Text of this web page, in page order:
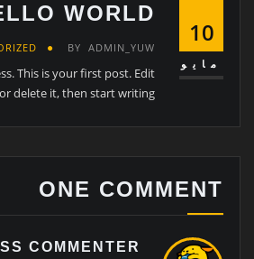
10
مايو
WORLD!
BY ADMIN_YUW
This is your first post. Edit
delete it, then start writing!
ONE COMMENT
COMMENTER